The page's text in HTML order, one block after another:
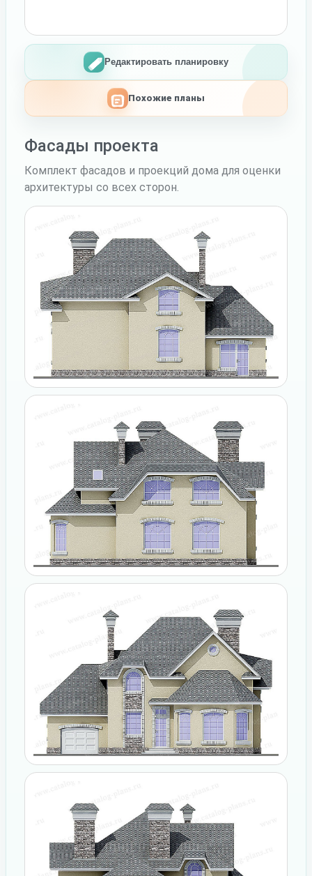
Редактировать планировку
Похожие планы
Фасады проекта
Комплект фасадов и проекций дома для оценки
архитектуры со всех сторон.